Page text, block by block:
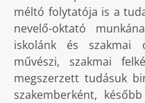
méltó folytatója is a
nevelő-oktató
iskolánk és szakmai
művészi, szakmai
megszerzett tudásuk
szakemberként,